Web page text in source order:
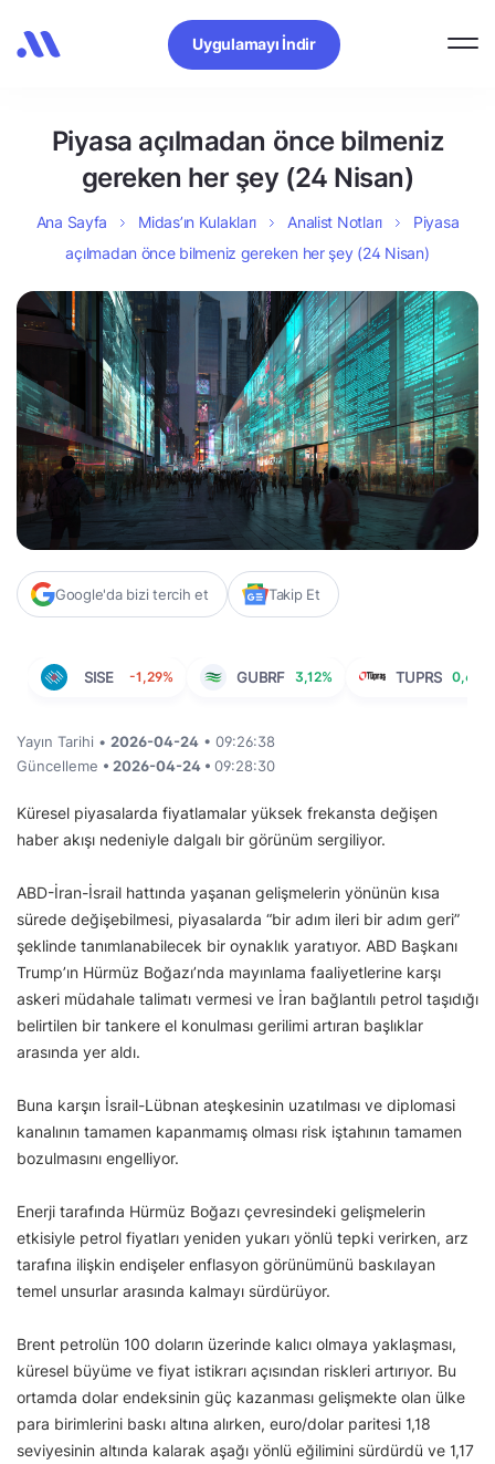
Uygulamayı İndir
Piyasa açılmadan önce bilmeniz
gereken her şey (24 Nisan)
Ana Sayfa Midas’ın Kulakları Analist Notları
Piyasa
açılmadan önce bilmeniz gereken her şey (24 Nisan)
Google'da bizi tercih et Takip Et
SISE -1,29% GUBRF 3,12% TUPRS 0,62%
Yayın Tarihi • 2026-04-24 • 09:26:38
Güncelleme • 2026-04-24 • 09:28:30
Küresel piyasalarda fiyatlamalar yüksek frekansta değişen
haber akışı nedeniyle dalgalı bir görünüm sergiliyor.
ABD-İran-İsrail hattında yaşanan gelişmelerin yönünün kısa
sürede değişebilmesi, piyasalarda “bir adım ileri bir adım geri”
şeklinde tanımlanabilecek bir oynaklık yaratıyor. ABD Başkanı
Trump’ın Hürmüz Boğazı’nda mayınlama faaliyetlerine karşı
askeri müdahale talimatı vermesi ve İran bağlantılı petrol taşıdığı
belirtilen bir tankere el konulması gerilimi artıran başlıklar
arasında yer aldı.
Buna karşın İsrail-Lübnan ateşkesinin uzatılması ve diplomasi
kanalının tamamen kapanmamış olması risk iştahının tamamen
bozulmasını engelliyor.
Enerji tarafında Hürmüz Boğazı çevresindeki gelişmelerin
etkisiyle petrol fiyatları yeniden yukarı yönlü tepki verirken, arz
tarafına ilişkin endişeler enflasyon görünümünü baskılayan
temel unsurlar arasında kalmayı sürdürüyor.
Brent petrolün 100 doların üzerinde kalıcı olmaya yaklaşması,
küresel büyüme ve fiyat istikrarı açısından riskleri artırıyor. Bu
ortamda dolar endeksinin güç kazanması gelişmekte olan ülke
para birimlerini baskı altına alırken, euro/dolar paritesi 1,18
seviyesinin altında kalarak aşağı yönlü eğilimini sürdürdü ve 1,17